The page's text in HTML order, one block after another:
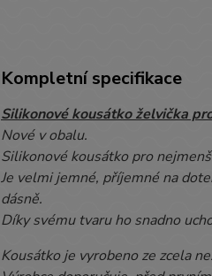
Kompletní specifikace
Silikonové kousátko želvička
Nové v obalu.
Silikonové kousátko pro
Je velmi jemné, příjemné na
dásně.
Díky svému tvaru ho snadno
Kousátko je vyrobeno ze zcela